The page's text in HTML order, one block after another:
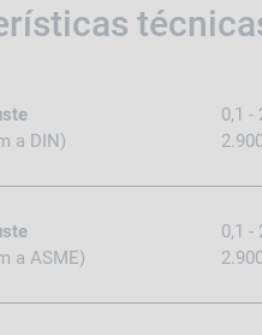
a DIN)
0,1 -
a ASME)
0,1 -